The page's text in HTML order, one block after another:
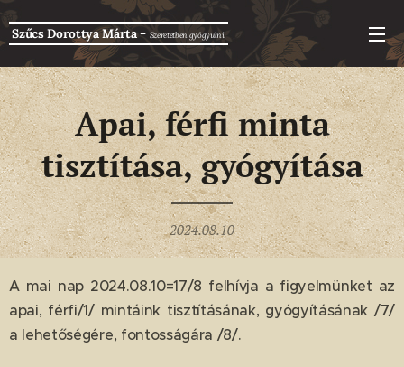
Szűcs Dorottya Márta-Szeretetben gyógyulni
Apai, férfi minta
tisztítása, gyógyítása
2024.08.10
A mai nap 2024.08.10=17/8 felhívja a figyelmünket az
apai, férfi/1/ mintáink tisztításának, gyógyításának /7/
a lehetőségére, fontosságára /8/.